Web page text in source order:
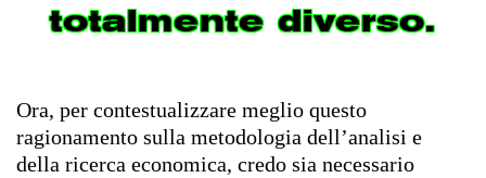
totalmente diverso.
Ora, per contestualizzare meglio questo
ragionamento sulla metodologia dell’analisi e
della ricerca economica, credo sia necessario